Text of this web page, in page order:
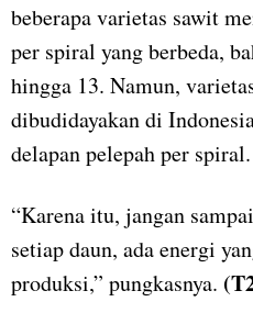
beberapa varietas sawit
per spiral yang berbeda,
hingga 13. Namun,
dibudidayakan di
delapan pelepah per spiral.
“Karena itu, jangan
setiap daun, ada energi
produksi,” pungkasnya.